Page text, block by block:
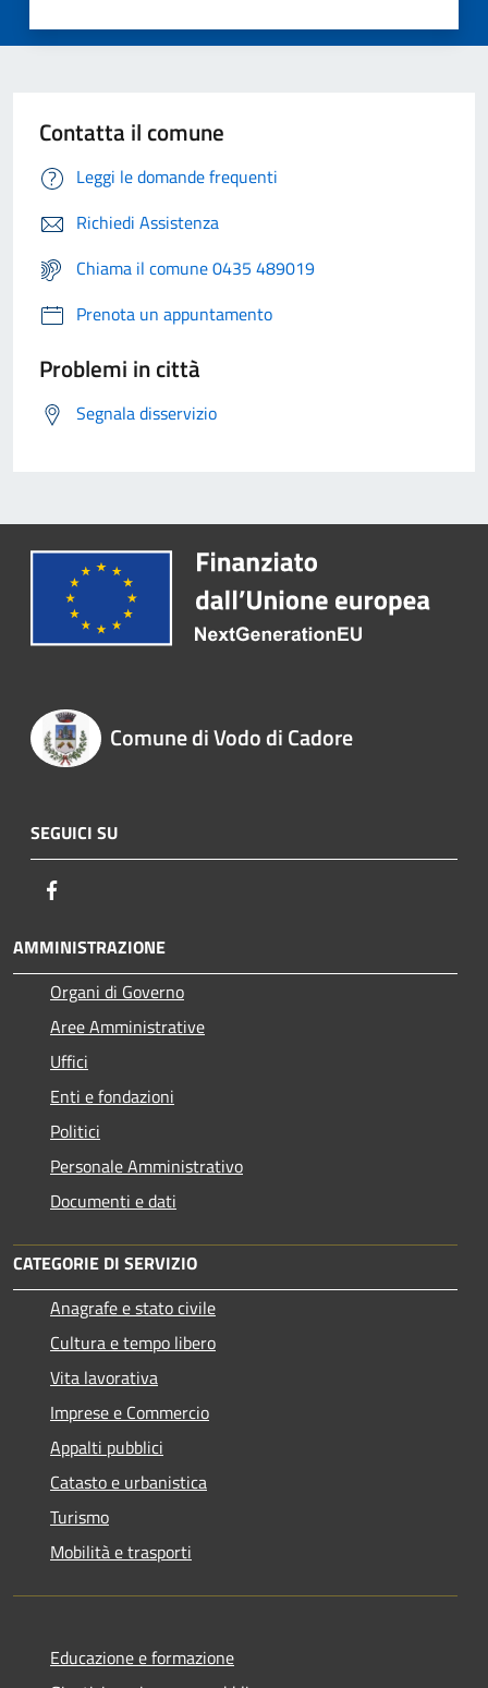
Contatta il comune
Leggi le domande frequenti
Richiedi Assistenza
Chiama il comune 0435 489019
Prenota un appuntamento
Problemi in città
Segnala disservizio
Comune di Vodo di Cadore
SEGUICI SU
AMMINISTRAZIONE
Organi di Governo
Aree Amministrative
Uffici
Enti e fondazioni
Politici
Personale Amministrativo
Documenti e dati
CATEGORIE DI SERVIZIO
Anagrafe e stato civile
Cultura e tempo libero
Vita lavorativa
Imprese e Commercio
Appalti pubblici
Catasto e urbanistica
Turismo
Mobilità e trasporti
Educazione e formazione